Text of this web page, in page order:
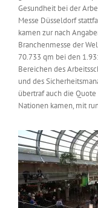
Messen & Events
Unternehmen
Interviews
Wissen
Product Guide
Gesundheit bei der
Messe Düsseldorf
kamen zur nach
Branchenmesse der
70.733 qm bei den
Bereichen des
und des
übertraf auch die
Nationen kamen, mit